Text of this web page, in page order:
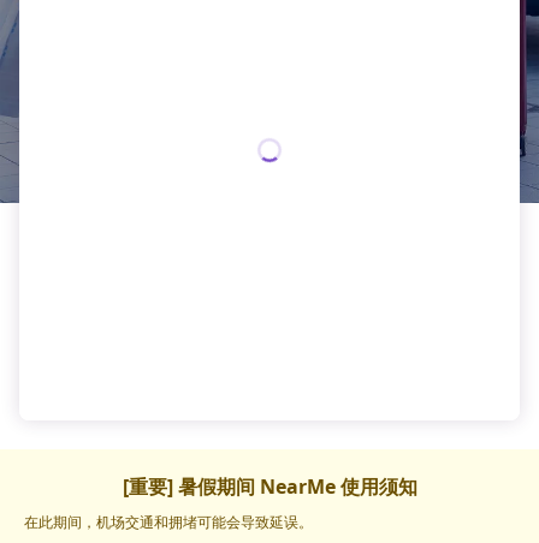
[重要] 暑假期间 NearMe 使用须知
在此期间，机场交通和拥堵可能会导致延误。